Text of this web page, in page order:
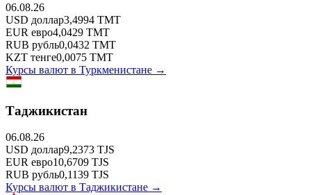
06.08.26
USD доллар3,4994 TMT
EUR евро4,0429 TMT
RUB рубль0,0432 TMT
KZT тенге0,0075 TMT
Курсы валют в Туркменистане →
Таджикистан
06.08.26
USD доллар9,2373 TJS
EUR евро10,6709 TJS
RUB рубль0,1139 TJS
Курсы валют в Таджикистане →